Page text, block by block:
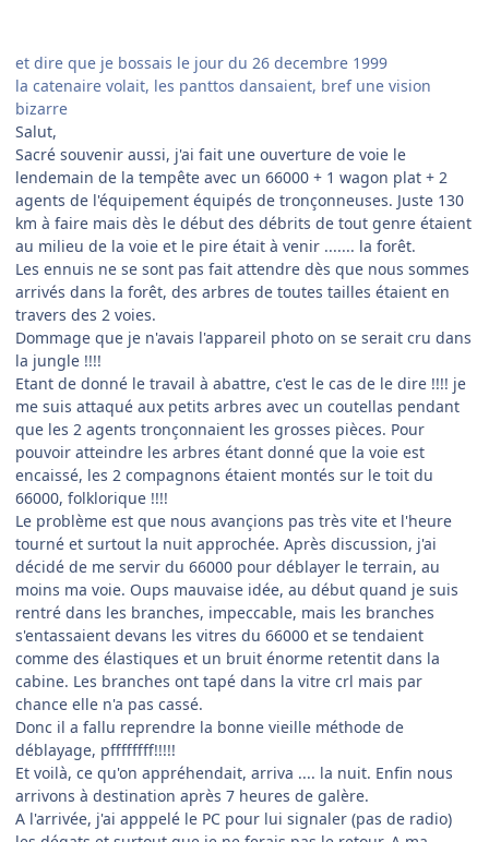
et dire que je bossais le jour du 26 decembre 1999
la catenaire volait, les panttos dansaient, bref une vision
bizarre
Salut,
Sacré souvenir aussi, j'ai fait une ouverture de voie le
lendemain de la tempête avec un 66000 + 1 wagon plat + 2
agents de l'équipement équipés de tronçonneuses. Juste 130
km à faire mais dès le début des débrits de tout genre étaient
au milieu de la voie et le pire était à venir ....... la forêt.
Les ennuis ne se sont pas fait attendre dès que nous sommes
arrivés dans la forêt, des arbres de toutes tailles étaient en
travers des 2 voies.
Dommage que je n'avais l'appareil photo on se serait cru dans
la jungle !!!!
Etant de donné le travail à abattre, c'est le cas de le dire !!!! je
me suis attaqué aux petits arbres avec un coutellas pendant
que les 2 agents tronçonnaient les grosses pièces. Pour
pouvoir atteindre les arbres étant donné que la voie est
encaissé, les 2 compagnons étaient montés sur le toit du
66000, folklorique !!!!
Le problème est que nous avançions pas très vite et l'heure
tourné et surtout la nuit approchée. Après discussion, j'ai
décidé de me servir du 66000 pour déblayer le terrain, au
moins ma voie. Oups mauvaise idée, au début quand je suis
rentré dans les branches, impeccable, mais les branches
s'entassaient devans les vitres du 66000 et se tendaient
comme des élastiques et un bruit énorme retentit dans la
cabine. Les branches ont tapé dans la vitre crl mais par
chance elle n'a pas cassé.
Donc il a fallu reprendre la bonne vieille méthode de
déblayage, pffffffff!!!!!
Et voilà, ce qu'on appréhendait, arriva .... la nuit. Enfin nous
arrivons à destination après 7 heures de galère.
A l'arrivée, j'ai apppelé le PC pour lui signaler (pas de radio)